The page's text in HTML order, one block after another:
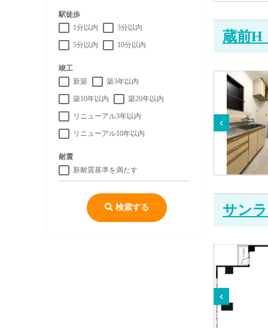
駅徒歩
1分以内
3分以内
5分以内 10分以内
竣工
新築
築3年以内
築10年以内 築20年以内
リニューアル3年以内
リニューアル10年以内
耐震
新耐震基準を満たす
検索する
蔵前H
サン